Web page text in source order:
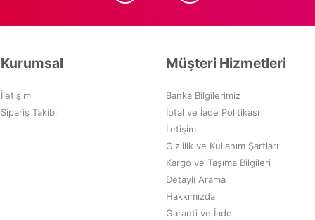
Kurumsal
İletişim
Sipariş Takibi
Müşteri Hizmetleri
Banka Bilgilerimiz
İptal ve İade Politikası
İletişim
Gizlilik ve Kullanım Şartları
Kargo ve Taşıma Bilgileri
Detaylı Arama
Hakkımızda
Garanti ve İade